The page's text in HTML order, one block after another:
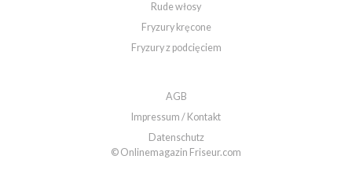
Rude włosy
Fryzury kręcone
Fryzury z podcięciem
AGB
Impressum / Kontakt
Datenschutz
© Onlinemagazin Friseur.com